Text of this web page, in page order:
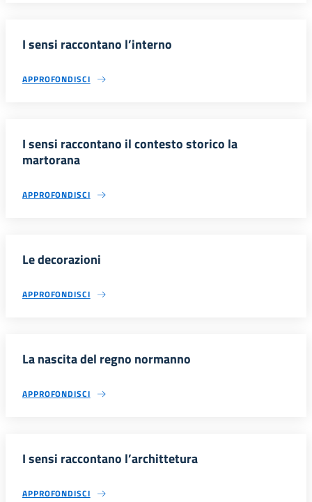
I sensi raccontano l’interno
APPROFONDISCI
I sensi raccontano il contesto storico la
martorana
APPROFONDISCI
Le decorazioni
APPROFONDISCI
La nascita del regno normanno
APPROFONDISCI
I sensi raccontano l’archittetura
APPROFONDISCI